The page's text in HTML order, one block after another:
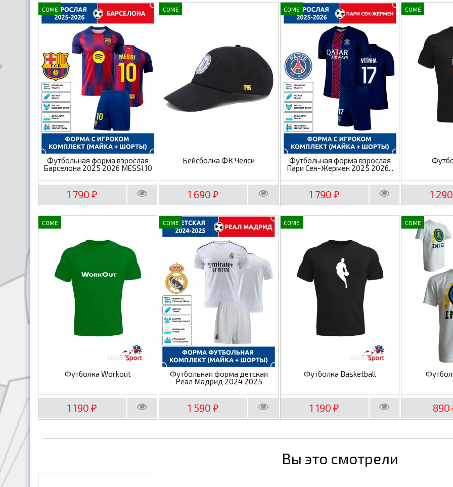
COME
Футбольная форма взрослая
Барселона 2025 2026 MESSI 10
1 790₽
COME
Бейсболка ФК Челси
1 690₽
COME
Футбольная форма взрослая
Пари Сен-Жермен 2025 2026...
1 790₽
COME
1
COME
Футболка Workout
1 190₽
COME
Футбольная форма детская
Реал Мадрид 2024 2025
1 590₽
COME
Футболка Basketball
1 190₽
COME
890
Вы это смотрели